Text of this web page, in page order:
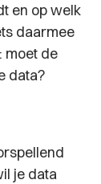
en op welk
daarmee
moet de
data?
je data